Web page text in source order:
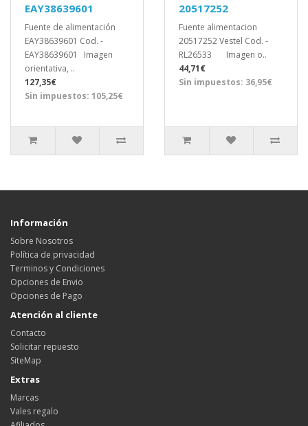
EAY38639601
Fuente de alimentación
EAY38639601 Cod. -
EAY38639601 Imagen
orientativa, ..
127,35€
Sin impuestos: 105,25€
20517252
Fuente alimentacion
20517252 Vestel Cod. -
RL26533 Imagen o..
44,71€
Sin impuestos: 36,95€
Información
Sobre Nosotros
Política de privacidad
Terminos y Condiciones
Opciones de Envio
Opciones de Pago
Atención al cliente
Contacto
Solicitar repuesto
SiteMap
Extras
Marcas
Vales regalo